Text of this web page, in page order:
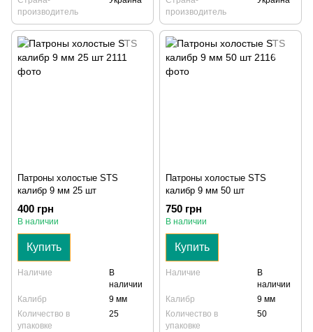
производитель
производитель
Патроны холостые STS
калибр 9 мм 25 шт
400 грн
В наличии
Купить
Наличие
В
наличии
Калибр
9 мм
Количество в
упаковке
25
Патроны холостые STS
калибр 9 мм 50 шт
750 грн
В наличии
Купить
Наличие
В
наличии
Калибр
9 мм
Количество в
упаковке
50